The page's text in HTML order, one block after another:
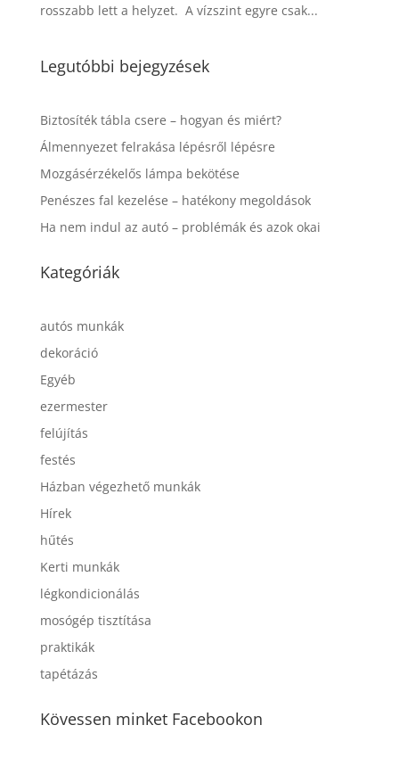
rosszabb lett a helyzet. A vízszint egyre csak...
Legutóbbi bejegyzések
Biztosíték tábla csere – hogyan és miért?
Álmennyezet felrakása lépésről lépésre
Mozgásérzékelős lámpa bekötése
Penészes fal kezelése – hatékony megoldások
Ha nem indul az autó – problémák és azok okai
Kategóriák
autós munkák
dekoráció
Egyéb
ezermester
felújítás
festés
Házban végezhető munkák
Hírek
hűtés
Kerti munkák
légkondicionálás
mosógép tisztítása
praktikák
tapétázás
Kövessen minket Facebookon